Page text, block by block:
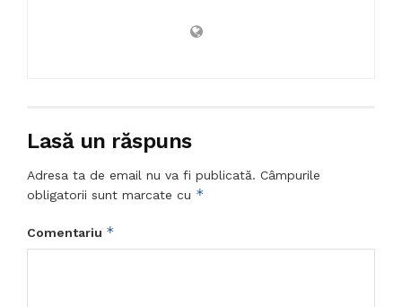
Lasă un răspuns
Adresa ta de email nu va fi publicată. Câmpurile
obligatorii sunt marcate cu *
Comentariu *